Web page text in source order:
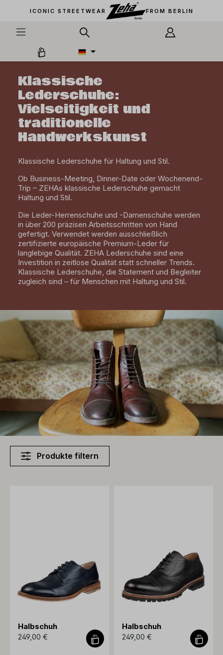
springen
ICONIC STREETWEAR FROM BERLIN
Klassische
Lederschuhe:
Vielseitigkeit und
traditionelle
Handwerkskunst
Klassische Lederschuhe für Haltung und Stil.
Ob Business-Meeting, Dinner-Date oder Wochenend-
Trip – ZEHAs klassische Lederschuhe gemacht
Haltung und Stil.
Die Leder-Herrenschuhe und -Damenschuhe werden
in über 200 präzisen Arbeitsschritten von Hand
gefertigt. Verwendet werden ausschließlich
zertifizierte europäische Premium-Leder für
langlebige Qualität. ZEHA Lederschuhe sind eine
Investition in zeitlose Qualität statt schneller Trends.
Klassische Lederschuhe, die Statement und Begleiter
zugleich sind – für Menschen mit Haltung und Stil.
Produkte filtern
Halbschuh
249,00 €
Halbschuh
249,00 €